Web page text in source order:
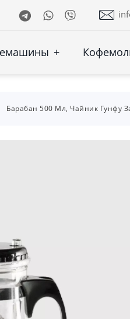
TelegramWhatsapp
Viber
+
Барабан 500 Мл, Чайник Гунфу